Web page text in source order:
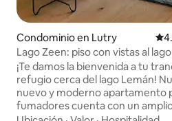
Condominio en Lutry
Lago Zeen: piso con vistas al
estacionamiento gratuito
¡Te damos la bienvenida a tu
refugio cerca del lago Lemán! Nuestro
nuevo y moderno apartamento
fumadores cuenta con un